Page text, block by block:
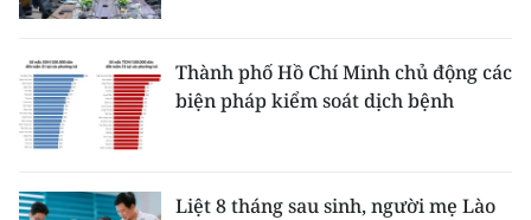
Thành phố Hồ Chí Minh chủ động các
biện pháp kiểm soát dịch bệnh
Liệt 8 tháng sau sinh, người mẹ Lào